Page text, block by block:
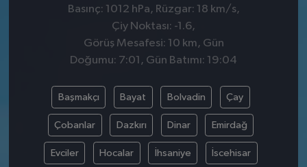
Basınç: 1012 hPa, Rüzgar: 18 km/s,
Çiy Noktası: -1.6,
Görüş Mesafesi: 10 km, Gün
Doğumu: 7:01, Gün Batımı: 19:04
Başmakçı Bayat Bolvadin Çay
Çobanlar Dazkırı Dinar Emirdağ
Evciler Hocalar İhsaniye İscehisar